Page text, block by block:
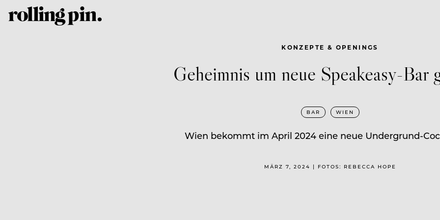
KONZEPTE & OPENINGS
Geheimnis um neue Speakeasy-Bar
BAR WIEN
Wien bekommt im April 2024 eine neue Undergrund-
MÄRZ 7, 2024 | FOTOS: REBECCA HOPE